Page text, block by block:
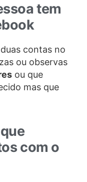
tem
contas no
ou observas
ou que
mas que
com o